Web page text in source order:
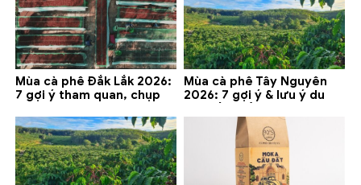
Mùa cà phê Đắk Lắk 2026:
7 gợi ý tham quan, chụp
Mùa cà phê Tây Nguyên
2026: 7 gợi ý & lưu ý du